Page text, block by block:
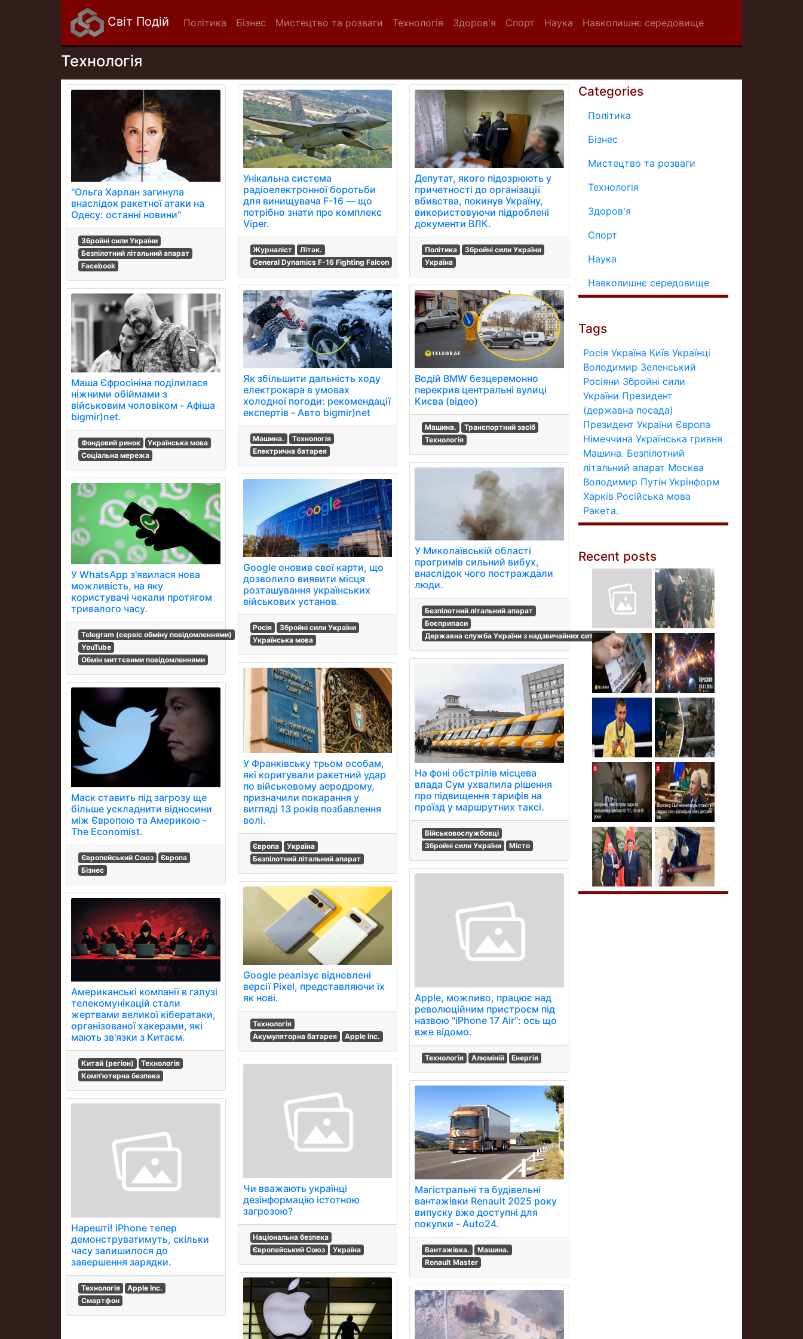
Світ Подій Політика Бізнес Мистецтво та розваги Технологія Здоров'я Спорт Наука Навколишнє середовище
Технологія
"Ольга Харлан загинула
внаслідок ракетної атаки на
Одесу: останні новини"
Збройні сили України
Безпілотний літальний апарат
Facebook
Маша Єфросініна поділилася
ніжними обіймами з
військовим чоловіком - Афіша
bigmir)net.
Фондовий ринок
Українська мова
Соціальна мережа
У WhatsApp з'явилася нова
можливість, на яку
користувачі чекали протягом
тривалого часу.
Telegram (сервіс обміну повідомленнями)
YouTube
Обмін миттєвими повідомленнями
Маск ставить під загрозу ще
більше ускладнити відносини
між Європою та Америкою -
The Economist.
Європейський Союз
Європа
Бізнес
Американські компанії в галузі
телекомунікацій стали
жертвами великої кібератаки,
організованої хакерами, які
мають зв'язки з Китаєм.
Китай (регіон)
Технологія
Комп'ютерна безпека
Нарешті! iPhone тепер
демонструватимуть, скільки
часу залишилося до
завершення зарядки.
Технологія
Apple Inc.
Смартфон
Унікальна система
радіоелектронної боротьби
для винищувача F-16 — що
потрібно знати про комплекс
Viper.
Журналіст
Літак.
General Dynamics F-16 Fighting Falcon
Як збільшити дальність ходу
електрокара в умовах
холодної погоди: рекомендації
експертів - Авто bigmir)net
Машина.
Технологія
Електрична батарея
Google оновив свої карти, що
дозволило виявити місця
розташування українських
військових установ.
Росія
Збройні сили України
Українська мова
У Франківську трьом особам,
які коригували ракетний удар
по військовому аеродрому,
призначили покарання у
вигляді 13 років позбавлення
волі.
Європа
Україна
Безпілотний літальний апарат
Google реалізує відновлені
версії Pixel, представляючи їх
як нові.
Технологія
Акумуляторна батарея
Apple Inc.
Чи вважають українці
дезінформацію істотною
загрозою?
Національна безпека
Європейський Союз
Україна
Депутат, якого підозрюють у
причетності до організації
вбивства, покинув Україну,
використовуючи підроблені
документи ВЛК.
Політика
Збройні сили України
Україна
Водій BMW безцеремонно
перекрив центральні вулиці
Києва (відео)
Машина.
Транспортний засіб
Технологія
У Миколаївській області
прогримів сильний вибух,
внаслідок чого постраждали
люди.
Безпілотний літальний апарат
Боєприпаси
Державна служба України з надзвичайних ситуацій
На фоні обстрілів місцева
влада Сум ухвалила рішення
про підвищення тарифів на
проїзд у маршрутних таксі.
Військовослужбовці
Збройні сили України
Місто
Apple, можливо, працює над
революційним пристроєм під
назвою "iPhone 17 Air": ось що
вже відомо.
Технологія Алюміній Енергія
Магістральні та будівельні
вантажівки Renault 2025 року
випуску вже доступні для
покупки - Auto24.
Вантажівка.
Машина.
Renault Master
Categories
Політика
Бізнес
Мистецтво та розваги
Технологія
Здоров'я
Спорт
Наука
Навколишнє середовище
Tags
Росія Україна Київ Українці
Володимир Зеленський
Росіяни Збройні сили
України Президент
(державна посада)
Президент України Європа
Німеччина Українська гривня
Машина. Безпілотний
літальний апарат Москва
Володимир Путін Укрінформ
Харків Російська мова
Ракета.
Recent posts